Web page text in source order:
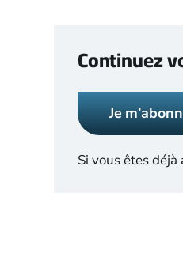
Continuez
Je
Si vous êtes déjà